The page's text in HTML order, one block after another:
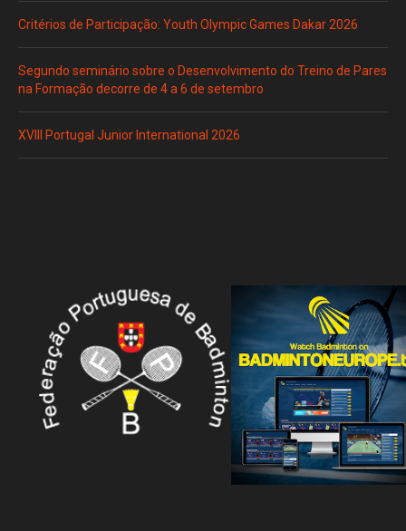
Critérios de Participação: Youth Olympic Games Dakar 2026
Segundo seminário sobre o Desenvolvimento do Treino de Pares
na Formação decorre de 4 a 6 de setembro
XVIII Portugal Junior International 2026